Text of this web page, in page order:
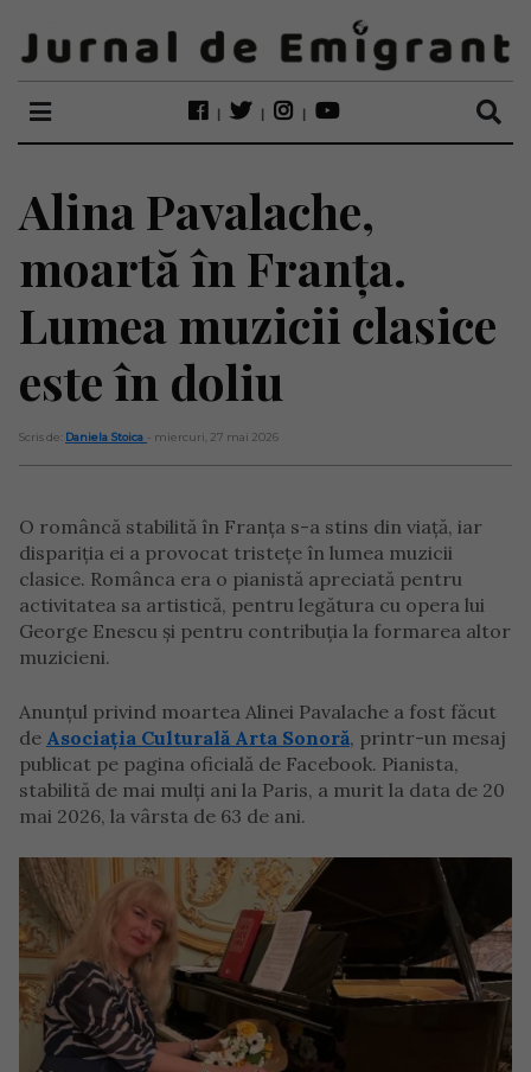
Alina Pavalache,
moartă în Franța.
Lumea muzicii clasice
este în doliu
Scris de: Daniela Stoica - miercuri, 27 mai 2026
O româncă stabilită în Franța s-a stins din viață, iar
dispariția ei a provocat tristețe în lumea muzicii
clasice. Românca era o pianistă apreciată pentru
activitatea sa artistică, pentru legătura cu opera lui
George Enescu și pentru contribuția la formarea altor
muzicieni.
Anunțul privind moartea Alinei Pavalache a fost făcut
de Asociația Culturală Arta Sonoră, printr-un mesaj
publicat pe pagina oficială de Facebook. Pianista,
stabilită de mai mulți ani la Paris, a murit la data de 20
mai 2026, la vârsta de 63 de ani.